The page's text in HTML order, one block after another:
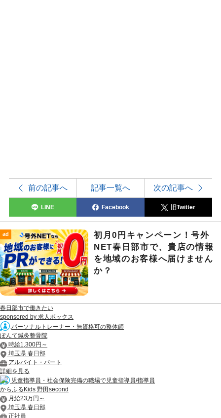
前の記事へ 記事一覧へ 次の記事へ
LINE Facebook 旧Twitter
ad
初月0円キャンペーン！号外
NET春日部市で、貴店の情報
を地域のお客様へ届けません
か？
春日部市で働きたい
sponsored by 求人ボックス
パーソナルトレーナー・無資格可の整体師
ぽんて鍼灸整骨院
時給1,300円～
埼玉県 春日部
アルバイト・パート
詳細を見る
児童指導員・社会保険完備の職場で児童指導員/指導員
からふるKids 野田second
月給23万円～
埼玉県 春日部
正社員